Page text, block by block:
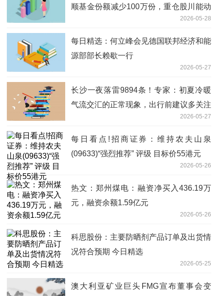
顺基金份额减少100万份，重仓股川能动
2026-05-28
每日精选：何立峰会见德国联邦经济和能
源部部长赖歇一行
2026-05-27
长沙一夜落雷9894条！专家：初夏冷暖
气流交汇的正常现象，出行前建议多关注
2026-05-27
每日看点!招商证券：维持农夫山泉
(09633)“强烈推荐” 评级 目标价55港元
2026-05-26
热文：郑州煤电：融资净买入436.19万
元，融资余额1.59亿元
2026-05-26
科思股份：主要防晒剂产品订单及出货情
况符合预期 今日精选
2026-05-25
澳大利亚矿业巨头FMG宣布董事会变